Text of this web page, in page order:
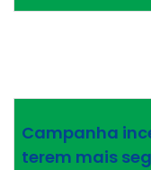
Campanha
terem mais